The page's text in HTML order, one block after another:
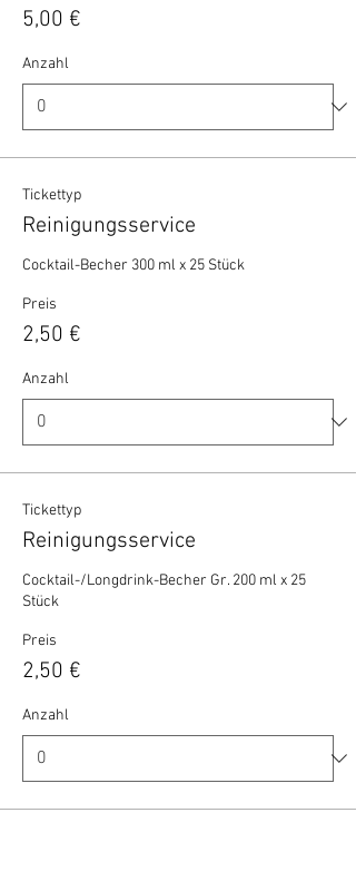
5,00 €
Anzahl
Tickettyp
Reinigungsservice
Cocktail-Becher 300 ml x 25 Stück
Preis
2,50 €
Anzahl
Tickettyp
Reinigungsservice
Cocktail-/Longdrink-Becher Gr. 200 ml x 25
Stück
Preis
2,50 €
Anzahl